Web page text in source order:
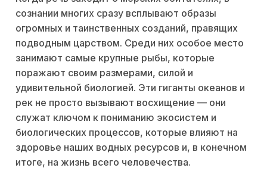
сознании многих сразу всплывают образы
огромных и таинственных созданий, правящих
подводным царством. Среди них особое место
занимают самые крупные рыбы, которые
поражают своим размерами, силой и
удивительной биологией. Эти гиганты океанов и
рек не просто вызывают восхищение — они
служат ключом к пониманию экосистем и
биологических процессов, которые влияют на
здоровье наших водных ресурсов и, в конечном
итоге, на жизнь всего человечества.